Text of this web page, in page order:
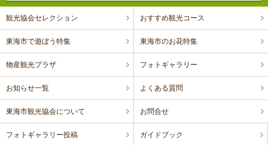
観光協会セレクション おすすめ観光コース
東海市で遊ぼう特集 東海市のお花特集
物産観光プラザ フォトギャラリー
お知らせ一覧 よくある質問
東海市観光協会について お問合せ
フォトギャラリー投稿 ガイドブック